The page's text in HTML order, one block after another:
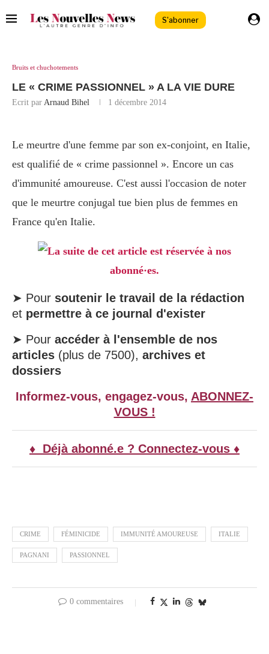
S'abonner
Bruits et chuchotements
LE « CRIME PASSIONNEL » A LA VIE DURE
Ecrit par Arnaud Bihel 1 décembre 2014
Le meurtre d'une femme par son ex-conjoint, en Italie,
est qualifié de « crime passionnel ». Encore un cas
d'immunité amoureuse. C'est aussi l'occasion de noter
que le meurtre conjugal tue bien plus de femmes en
France qu'en Italie.
La suite de cet article est réservée à nos
abonné·es.
➤ Pour soutenir le travail de la rédaction
et permettre à ce journal d'exister
➤ Pour accéder à l'ensemble de nos
articles (plus de 7500), archives et
dossiers
Informez-vous, engagez-vous, ABONNEZ-
VOUS !
♦ Déjà abonné.e ? Connectez-vous ♦
CRIME FÉMINICIDE IMMUNITÉ AMOUREUSE ITALIE
PAGNANI PASSIONNEL
0 commentaires